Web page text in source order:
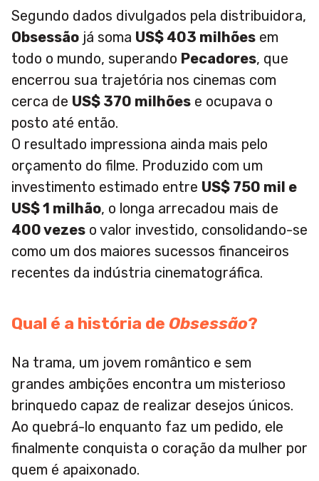
Segundo dados divulgados pela distribuidora,
Obsessão já soma US$ 403 milhões em
todo o mundo, superando Pecadores, que
encerrou sua trajetória nos cinemas com
cerca de US$ 370 milhões e ocupava o
posto até então.
O resultado impressiona ainda mais pelo
orçamento do filme. Produzido com um
investimento estimado entre US$ 750 mil e
US$ 1 milhão, o longa arrecadou mais de
400 vezes o valor investido, consolidando-se
como um dos maiores sucessos financeiros
recentes da indústria cinematográfica.
Qual é a história de Obsessão?
Na trama, um jovem romântico e sem
grandes ambições encontra um misterioso
brinquedo capaz de realizar desejos únicos.
Ao quebrá-lo enquanto faz um pedido, ele
finalmente conquista o coração da mulher por
quem é apaixonado.